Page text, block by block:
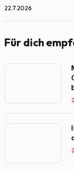
22.7.2026
Für dich